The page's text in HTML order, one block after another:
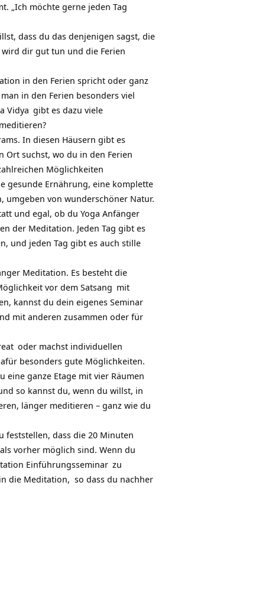
„Ich möchte gerne jeden Tag
dass du das denjenigen sagst, die
dir gut tun und die Ferien
in den Ferien spricht oder ganz
in den Ferien besonders viel
Vidya gibt es dazu viele
In diesen Häusern gibt es
Ort suchst, wo du in den Ferien
Möglichkeiten
gesunde Ernährung, eine komplette
umgeben von wunderschöner Natur.
und egal, ob du Yoga Anfänger
der Meditation. Jeden Tag gibt es
und jeden Tag gibt es auch stille
Meditation. Es besteht die
vor dem Satsang mit
kannst du dein eigenes Seminar
mit anderen zusammen oder für
oder machst individuellen
besonders gute Möglichkeiten.
eine ganze Etage mit vier Räumen
so kannst du, wenn du willst, in
länger meditieren – ganz wie du
feststellen, dass die 20 Minuten
vorher möglich sind. Wenn du
Einführungsseminar zu
die Meditation, so dass du nachher